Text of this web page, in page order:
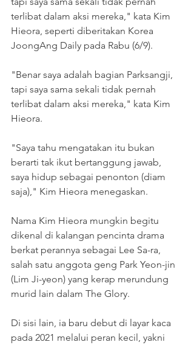
terlibat dalam aksi mereka," kata Kim
Hieora, seperti diberitakan Korea
JoongAng Daily pada Rabu (6/9).
"Benar saya adalah bagian Parksangji,
tapi saya sama sekali tidak pernah
terlibat dalam aksi mereka," kata Kim
Hieora.
"Saya tahu mengatakan itu bukan
berarti tak ikut bertanggung jawab,
saya hidup sebagai penonton (diam
saja)," Kim Hieora menegaskan.
Nama Kim Hieora mungkin begitu
dikenal di kalangan pencinta drama
berkat perannya sebagai Lee Sa-ra,
salah satu anggota geng Park Yeon-jin
(Lim Ji-yeon) yang kerap merundung
murid lain dalam The Glory.
Di sisi lain, ia baru debut di layar kaca
pada 2021 melalui peran kecil, yakni